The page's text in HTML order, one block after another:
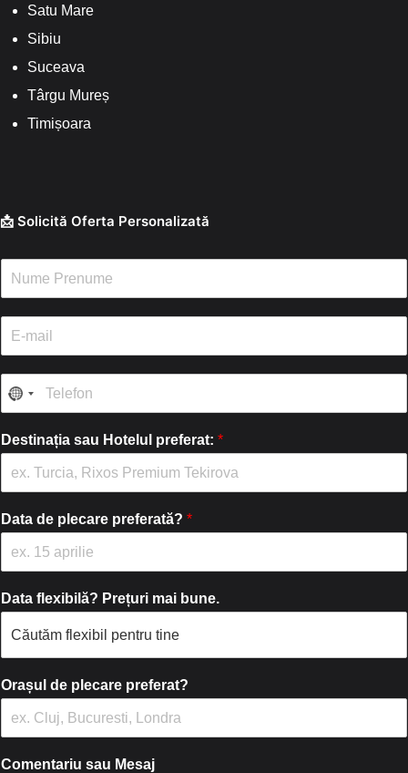
Satu Mare
Sibiu
Suceava
Târgu Mureș
Timișoara
📩 Solicită Oferta Personalizată
m
e
P
r
n
u
m
m
a
l
*
l
e
f
n
Destinația sau Hotelul preferat: *
Data de plecare preferată? *
Data flexibilă? Prețuri mai bune.
Orașul de plecare preferat?
Comentariu sau Mesaj